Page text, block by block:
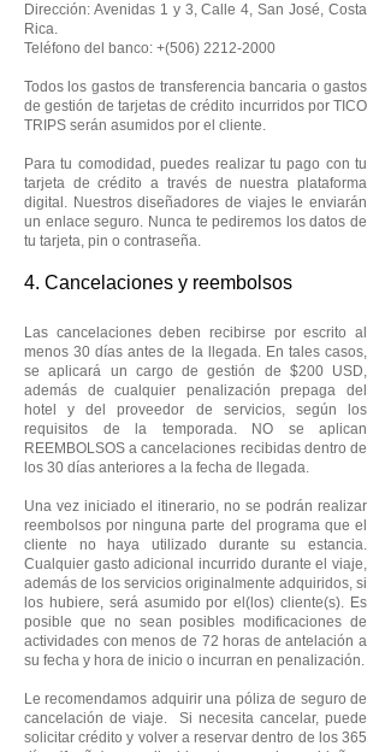
Dirección: Avenidas 1 y 3, Calle 4, San José, Costa
Rica.
Teléfono del banco: +(506) 2212-2000
Todos los gastos de transferencia bancaria o gastos
de gestión de tarjetas de crédito incurridos por TICO
TRIPS serán asumidos por el cliente.
Para tu comodidad, puedes realizar tu pago con tu
tarjeta de crédito a través de nuestra plataforma
digital. Nuestros diseñadores de viajes le enviarán
un enlace seguro. Nunca te pediremos los datos de
tu tarjeta, pin o contraseña.
4. Cancelaciones y reembolsos
Las cancelaciones deben recibirse por escrito al
menos 30 días antes de la llegada. En tales casos,
se aplicará un cargo de gestión de $200 USD,
además de cualquier penalización prepaga del
hotel y del proveedor de servicios, según los
requisitos de la temporada. NO se aplican
REEMBOLSOS a cancelaciones recibidas dentro de
los 30 días anteriores a la fecha de llegada.
Una vez iniciado el itinerario, no se podrán realizar
reembolsos por ninguna parte del programa que el
cliente no haya utilizado durante su estancia.
Cualquier gasto adicional incurrido durante el viaje,
además de los servicios originalmente adquiridos, si
los hubiere, será asumido por el(los) cliente(s). Es
posible que no sean posibles modificaciones de
actividades con menos de 72 horas de antelación a
su fecha y hora de inicio o incurran en penalización.
Le recomendamos adquirir una póliza de seguro de
cancelación de viaje. Si necesita cancelar, puede
solicitar crédito y volver a reservar dentro de los 365